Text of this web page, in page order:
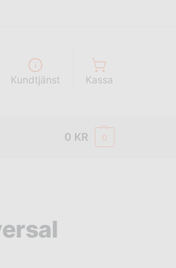
Kundtjänst Kassa
0 KR 0
Its functionality is identical to